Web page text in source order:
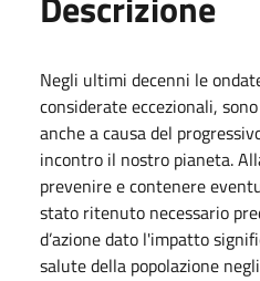
Negli ultimi decenni le
considerate eccezionali,
anche a causa del
incontro il nostro pianeta.
prevenire e contenere
stato ritenuto necessario
d’azione dato l'impatto
salute della popolazione